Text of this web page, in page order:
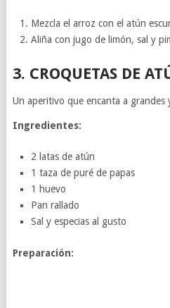
Mezcla el arroz con el atún
Aliña con jugo de limón, sal y
3. CROQUETAS DE
Un aperitivo que encanta a grandes
Ingredientes:
2 latas de atún
1 taza de puré de papas
1 huevo
Pan rallado
Sal y especias al gusto
Preparación: